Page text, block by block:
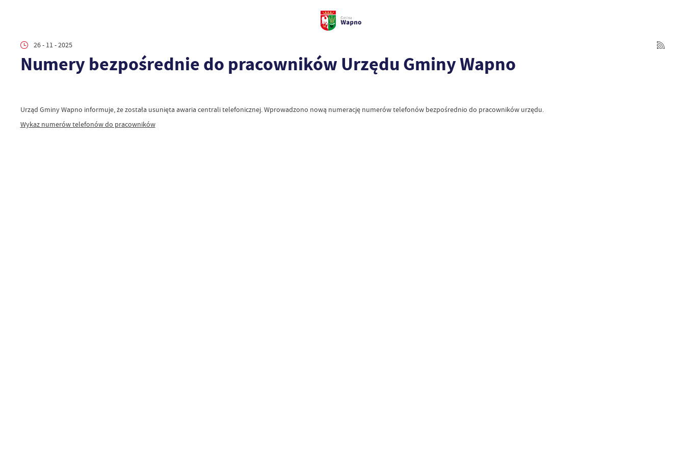
26 - 11 - 2025
Numery bezpośrednie do pracowników Urzędu Gminy Wapno
Urząd Gminy Wapno informuje, że została usunięta awaria centrali telefonicznej. Wprowadzono nową numerację numerów telefonów bezpośrednio do pracowników urzędu.
Wykaz numerów telefonów do pracowników